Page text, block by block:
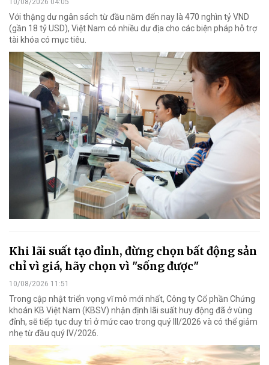
10/08/2026 04:05
Với thặng dư ngân sách từ đầu năm đến nay là 470 nghìn tỷ VND
(gần 18 tỷ USD), Việt Nam có nhiều dư địa cho các biện pháp hỗ trợ
tài khóa có mục tiêu.
Khi lãi suất tạo đỉnh, đừng chọn bất động sản
chỉ vì giá, hãy chọn vì "sống được"
10/08/2026 11:51
Trong cập nhật triển vọng vĩ mô mới nhất, Công ty Cổ phần Chứng
khoán KB Việt Nam (KBSV) nhận định lãi suất huy động đã ở vùng
đỉnh, sẽ tiếp tục duy trì ở mức cao trong quý III/2026 và có thể giảm
nhẹ từ đầu quý IV/2026.